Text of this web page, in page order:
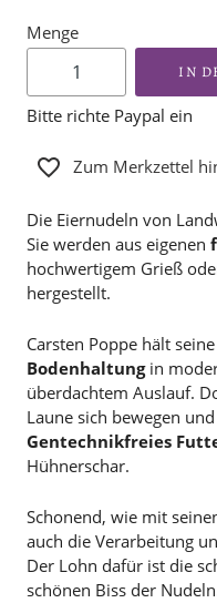
Menge
IN
Bitte richte Paypal ein
Zum Merkzettel
Die Eiernudeln von
Sie werden aus eigenen
hochwertigem Grieß
hergestellt.
Carsten Poppe hält
Bodenhaltungin
überdachtem Auslauf.
Laune sich bewegen
Gentechnikfreies
Hühnerschar.
Schonend, wie mit
auch die Verarbeitung
Der Lohn dafür ist die
schönen Biss der